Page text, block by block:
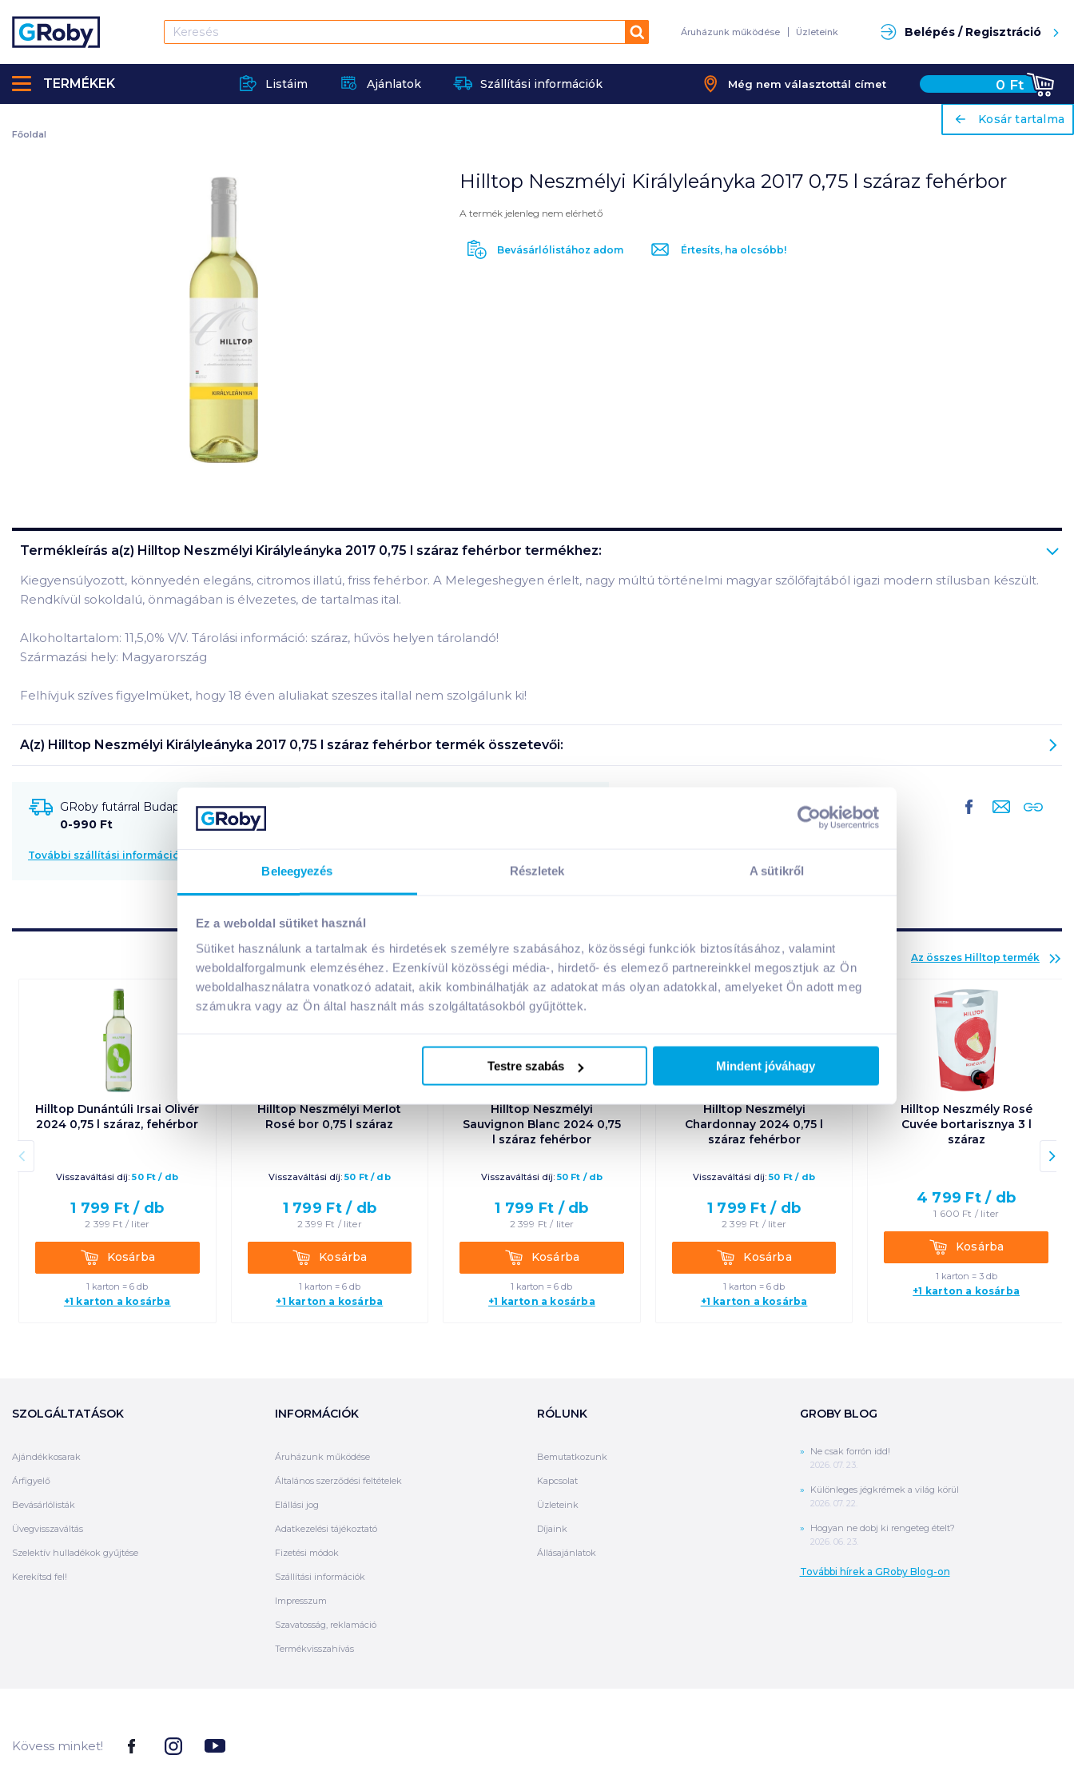
Beleegyezés Részletek A sütikről
Ez a weboldal sütiket használ
Sütiket használunk a tartalmak és hirdetések személyre szabásához, közösségi funkciók biztosításához, valamint
weboldalforgalmunk elemzéséhez. Ezenkívül közösségi média-, hirdető- és elemező partnereinkkel megosztjuk az Ön
weboldalhasználatra vonatkozó adatait, akik kombinálhatják az adatokat más olyan adatokkal, amelyeket Ön adott meg
számukra vagy az Ön által használt más szolgáltatásokból gyűjtöttek.
Testre szabás Mindent jóváhagy
Keresés Áruházunk működése Üzleteink Belépés / Regisztráció
Listáim Ajánlatok Szállítási információk Még nem választottál címet 0 Ft
TERMÉKEK
ariaLabel
Kosár tartalma
A kosarad jelenleg üres.
Főoldal
Hilltop Neszmélyi Királyleányka 2017 0,75 l száraz fehérbor
A termék jelenleg nem elérhető
Bevásárlólistához adom Értesíts, ha olcsóbb!
Termékleírás a(z) Hilltop Neszmélyi Királyleányka 2017 0,75 l száraz fehérbor termékhez:
Kiegyensúlyozott, könnyedén elegáns, citromos illatú, friss fehérbor. A Melegeshegyen érlelt, nagy múltú történelmi magyar szőlőfajtából igazi modern stílusban készült.
Rendkívül sokoldalú, önmagában is élvezetes, de tartalmas ital.
Alkoholtartalom: 11,5,0% V/V. Tárolási információ: száraz, hűvös helyen tárolandó!
Származási hely: Magyarország
Felhívjuk szíves figyelmüket, hogy 18 éven aluliakat szeszes itallal nem szolgálunk ki!
A(z) Hilltop Neszmélyi Királyleányka 2017 0,75 l száraz fehérbor termék összetevői:
GRoby futárral Budapestre és környékére szállítható
0-990 Ft
További szállítási információk
Az összes Hilltop termék
Hilltop Dunántúli Irsai Olivér
2024 0,75 l száraz, fehérbor
Visszaváltási díj: 50Ft / db
1 799 Ft / db
2 399 Ft / liter
KosárbaKosárba
1 karton = 6 db
+1 karton a kosárba
Hilltop Neszmélyi Merlot
Rosé bor 0,75 l száraz
Visszaváltási díj: 50 Ft/ db
1 799 Ft / db
2 399 Ft / liter
KosárbaKosárba
1 karton = 6 db
+1 karton a kosárba
Hilltop Neszmélyi
Sauvignon Blanc 2024 0,75
l száraz fehérbor
Visszaváltási díj: 50Ft / db
1 799 Ft / db
2 399 Ft / liter
KosárbaKosárba
1 karton = 6 db
+1 karton a kosárba
Hilltop Neszmélyi
Chardonnay 2024 0,75 l
száraz fehérbor
Visszaváltási díj: 50 Ft / db
1 799 Ft / db
2 399 Ft / liter
KosárbaKosárba
1 karton = 6 db
+1 karton a kosárba
Hilltop Neszmély Rosé
Cuvée bortarisznya 3 l
száraz
4 799 Ft / db
1 600 Ft / liter
KosárbaKosárba
1 karton = 3 db
+1 karton a kosárba
SZOLGÁLTATÁSOK
Ajándékkosarak
Árfigyelő
Bevásárlólisták
Üvegvisszaváltás
Szelektív hulladékok gyűjtése
Kerekítsd fel!
INFORMÁCIÓK
Áruházunk működése
Általános szerződési feltételek
Elállási jog
Adatkezelési tájékoztató
Fizetési módok
Szállítási információk
Impresszum
Szavatosság, reklamáció
Termékvisszahívás
RÓLUNK
Bemutatkozunk
Kapcsolat
Üzleteink
Díjaink
Állásajánlatok
GROBY BLOG
Ne csak forrón idd!
2026. 07. 23.
Különleges jégkrémek a világ körül
2026. 07. 22.
Hogyan ne dobj ki rengeteg ételt?
2026. 06. 23.
További hírek a GRoby Blog-on
Kövess minket!